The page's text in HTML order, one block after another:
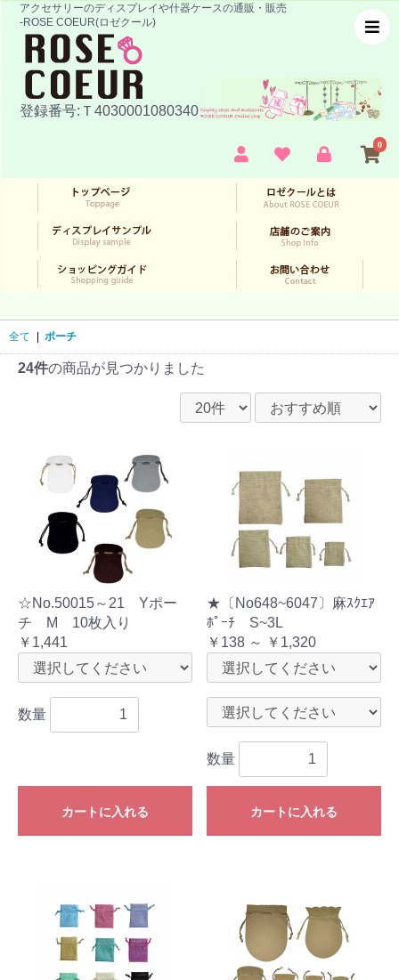
アクセサリーのディスプレイや什器ケースの通販・販売
-ROSE COEUR(ロゼクール)
登録番号:Ｔ4030001080340
0
全て ポーチ
24件の商品が見つかりました
☆No.50015～21 Yポー
チ M 10枚入り
￥1,441
数量
カートに入れる
★〔No648~6047〕麻ｽｸｴｱ
ﾎﾟｰﾁ S~3L
￥138 ～ ￥1,320
数量
カートに入れる